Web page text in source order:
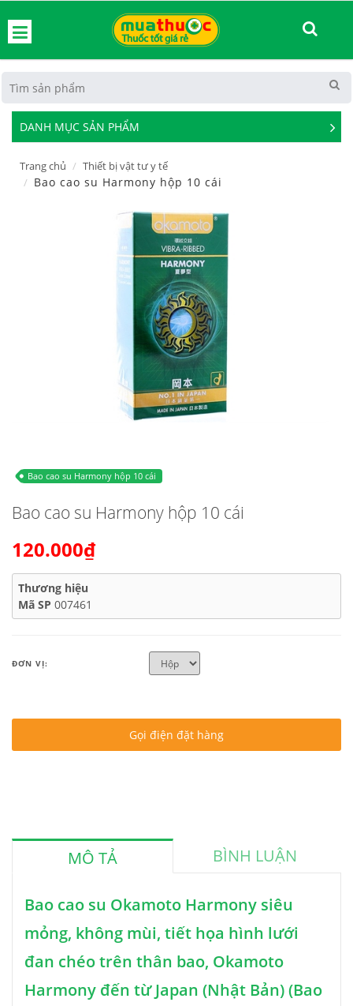
DANH MỤC SẢN PHẨM
See
Trang chủ Thiết bị vật tư y tế
Bao cao su Harmony hộp 10 cái
Bao cao su Harmony hộp 10 cái
Bao cao su Harmony hộp 10 cái
120.000₫
Thương hiệu
Mã SP 007461
ĐƠN VỊ:
Gọi điện đặt hàng
MÔ TẢ BÌNH LUẬN
Bao cao su Okamoto Harmony siêu
mỏng, không mùi, tiết họa hình lưới
đan chéo trên thân bao, Okamoto
Harmony đến từ Japan (Nhật Bản) (Bao